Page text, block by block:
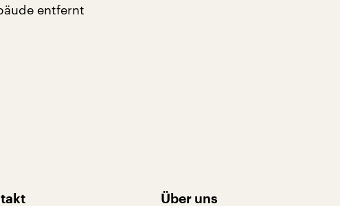
entfernt
Über uns